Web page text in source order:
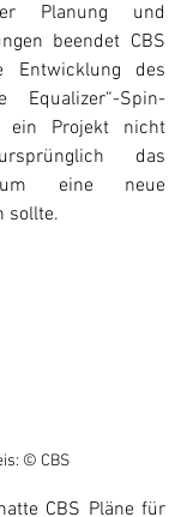
Planung und
beendet CBS
Entwicklung des
Equalizer“-Spin-
ein Projekt nicht
das
um eine neue
sollte.
© CBS
CBS Pläne für